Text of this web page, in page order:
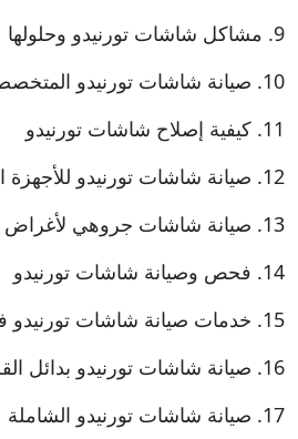
9. مشاكل شاشات تورنيدو وحلولها
10. صيانة شاشات تورنيدو المتخصصة
11. كيفية إصلاح شاشات تورنيدو
12. صيانة شاشات تورنيدو للأجهزة المنزلية
13. صيانة شاشات جروهي لأغراض العمل
14. فحص وصيانة شاشات تورنيدو
15. خدمات صيانة شاشات تورنيدو في [اسم البلد]
16. صيانة شاشات تورنيدو بدائل القطع الأصلية
17. صيانة شاشات تورنيدو الشاملة